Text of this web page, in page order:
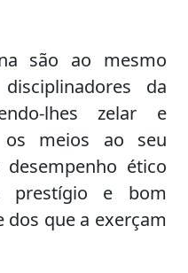
são ao mesmo
da
lhes zelar e
meios ao seu
ético
prestígio e bom
dos que a exerçam